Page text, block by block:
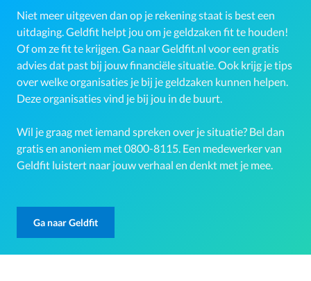
Niet meer uitgeven dan op je rekening staat is best een
uitdaging. Geldfit helpt jou om je geldzaken fit te houden!
Of om ze fit te krijgen. Ga naar Geldfit.nl voor een gratis
advies dat past bij jouw financiële situatie. Ook krijg je tips
over welke organisaties je bij je geldzaken kunnen helpen.
Deze organisaties vind je bij jou in de buurt.
Wil je graag met iemand spreken over je situatie? Bel dan
gratis en anoniem met 0800-8115. Een medewerker van
Geldfit luistert naar jouw verhaal en denkt met je mee.
Ga naar Geldfit